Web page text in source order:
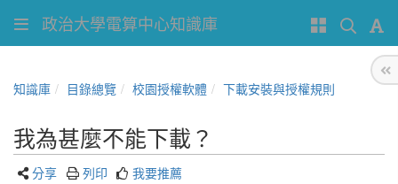
政治大學電算中心知識庫
知識庫 目錄總覽 校園授權軟體 下載安裝與授權規則
我為甚麼不能下載？
分享 列印 我要推薦